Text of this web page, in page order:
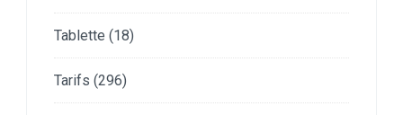
Tablette (18)
Tarifs (296)